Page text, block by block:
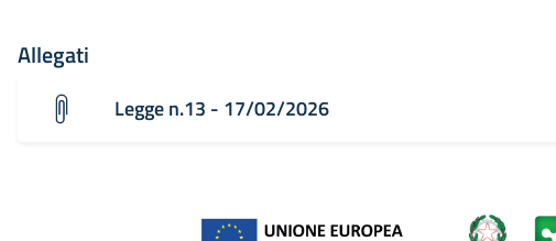
Allegati
Legge n.13 - 17/02/2026